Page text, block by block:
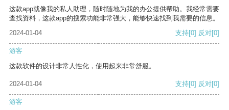
这款app就像我的私人助理，随时随地为我的办公提供帮助。我经常需要
查找资料，这款app的搜索功能非常强大，能够快速找到我需要的信息。
2024-01-04
支持[0] 反对[0]
游客
这款软件的设计非常人性化，使用起来非常舒服。
2024-01-04 支持[0] 反对[0]
游客